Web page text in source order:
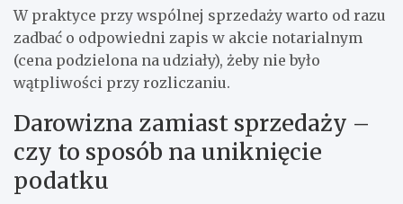
W praktyce przy wspólnej sprzedaży warto od razu
zadbać o odpowiedni zapis w akcie notarialnym
(cena podzielona na udziały), żeby nie było
wątpliwości przy rozliczaniu.
Darowizna zamiast sprzedaży –
czy to sposób na uniknięcie
podatku